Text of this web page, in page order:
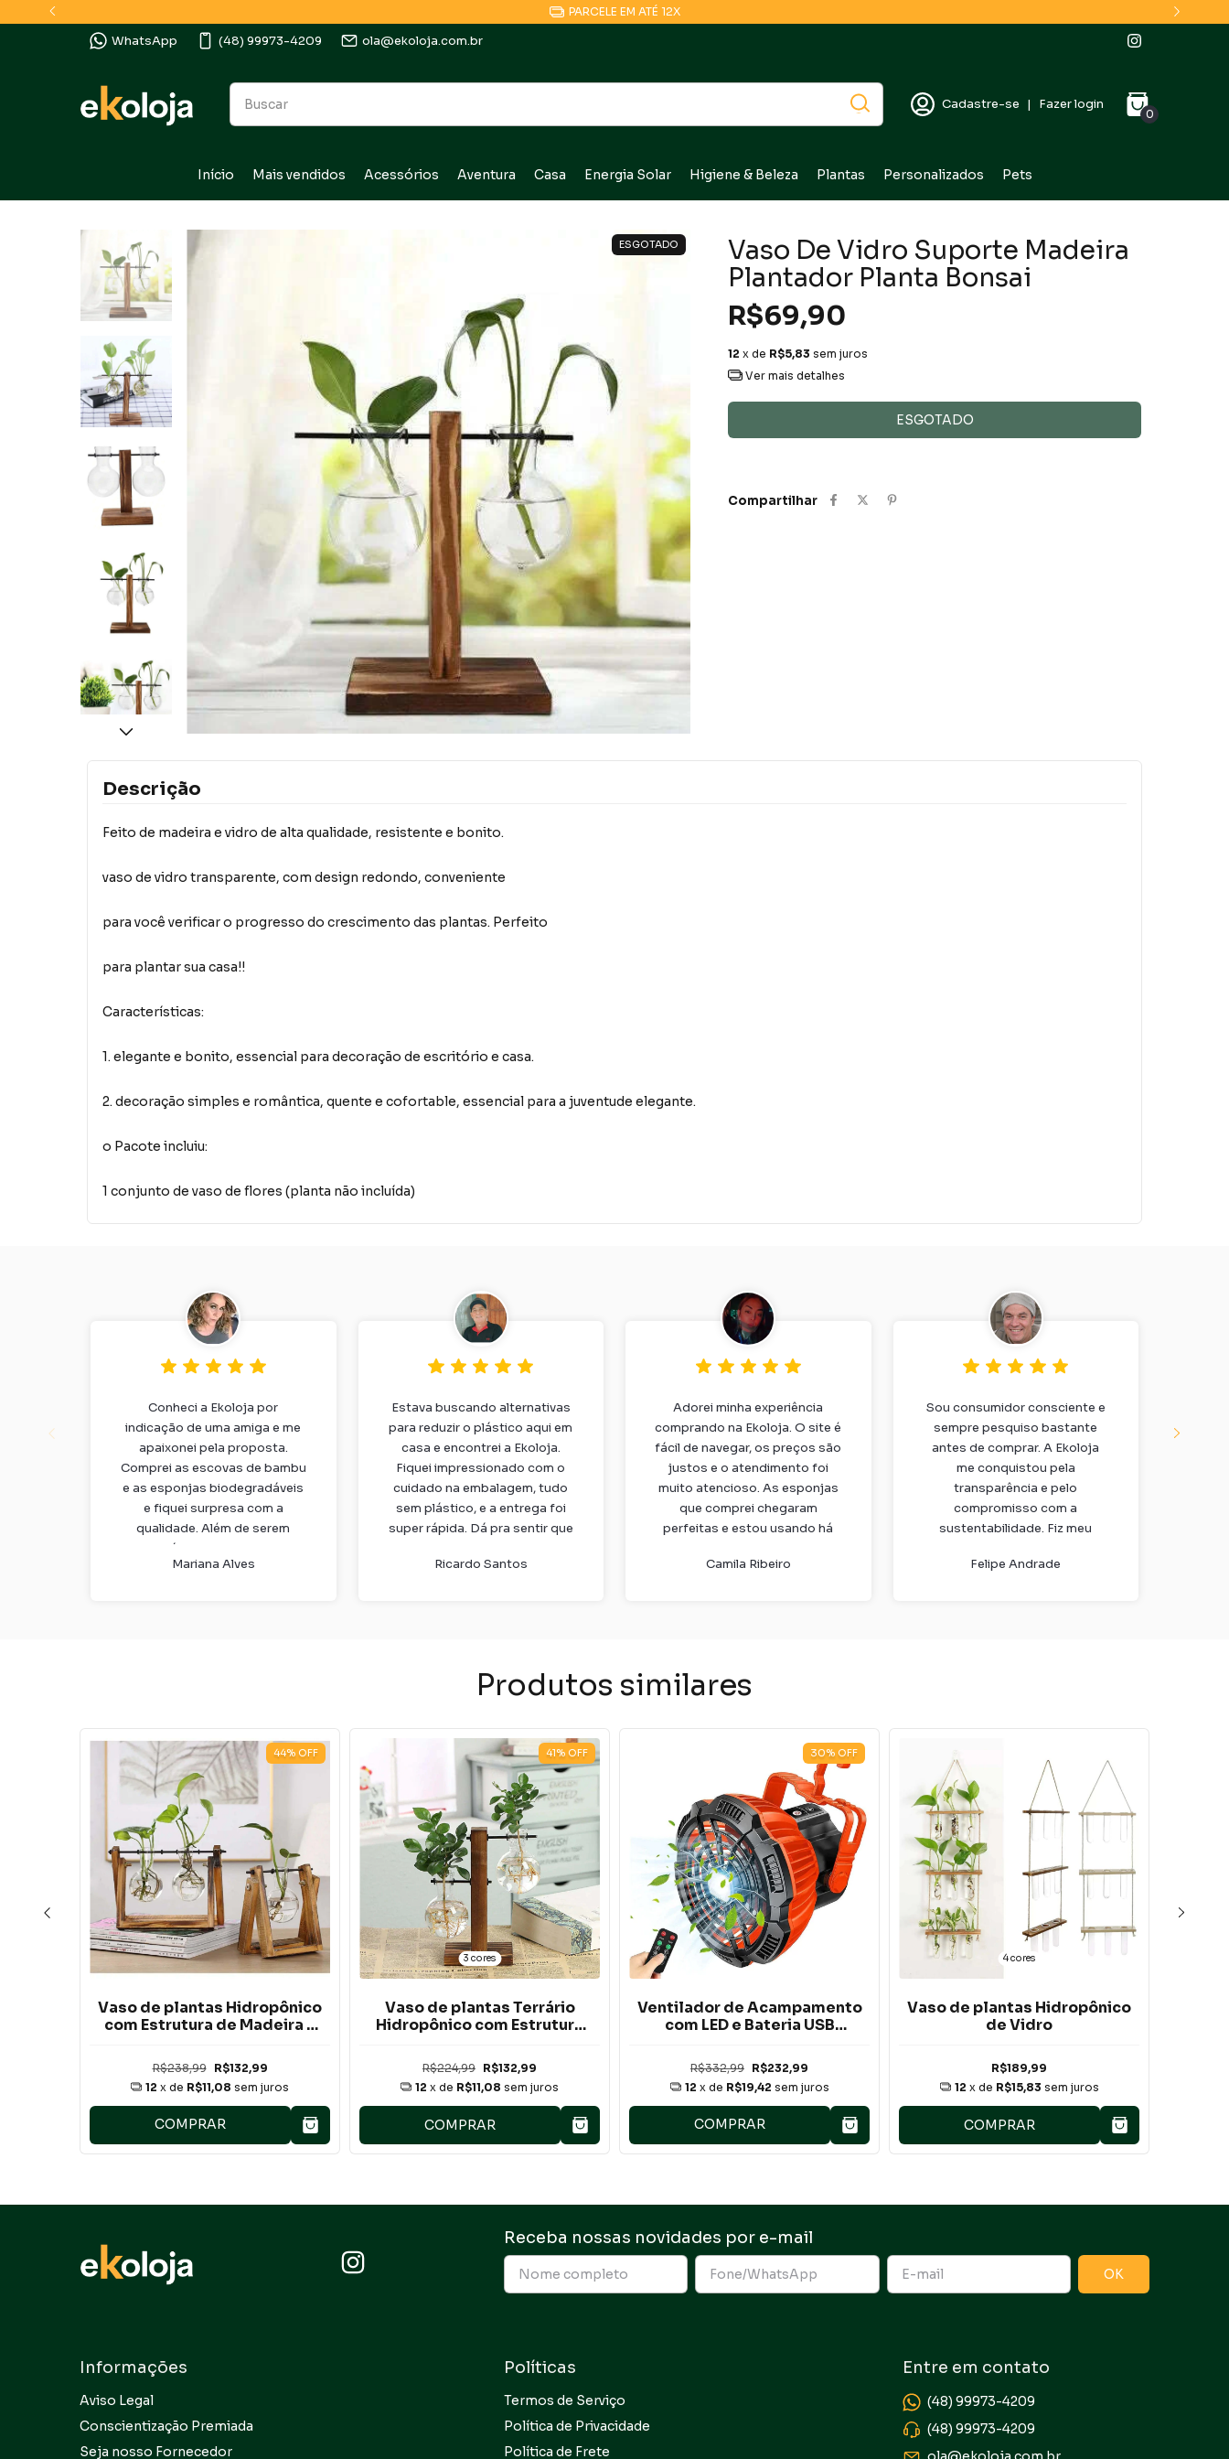
COMPRE POR NOSSO APP E GANHE 10% OFF
WhatsApp (48) 99973-4209 ola@ekoloja.com.br
Cadastre-se | Fazer login
0
Início Mais vendidos Acessórios Aventura Casa Energia Solar Higiene & Beleza Plantas Personalizados Pets
ESGOTADO
Vaso De Vidro Suporte Madeira
Plantador Planta Bonsai
R$69,90
12 x de R$5,83 sem juros
Ver mais detalhes
Compartilhar
Descrição
Feito de madeira e vidro de alta qualidade, resistente e bonito.
vaso de vidro transparente, com design redondo, conveniente
para você verificar o progresso do crescimento das plantas. Perfeito
para plantar sua casa!!
Características:
1. elegante e bonito, essencial para decoração de escritório e casa.
2. decoração simples e romântica, quente e cofortable, essencial para a juventude elegante.
o Pacote incluiu:
1 conjunto de vaso de flores (planta não incluída)
Conheci a Ekoloja por
indicação de uma amiga e me
apaixonei pela proposta.
Comprei as escovas de bambu
e as esponjas biodegradáveis
e fiquei surpresa com a
qualidade. Além de serem
sustentáveis, duram bastante
e realmente fazem diferença
Mariana Alves
Estava buscando alternativas
para reduzir o plástico aqui em
casa e encontrei a Ekoloja.
Fiquei impressionado com o
cuidado na embalagem, tudo
sem plástico, e a entrega foi
super rápida. Dá pra sentir que
com o planeta.
Ricardo Santos
Adorei minha experiência
comprando na Ekoloja. O site é
fácil de navegar, os preços são
justos e o atendimento foi
muito atencioso. As esponjas
que comprei chegaram
perfeitas e estou usando há
resistentes.
Camila Ribeiro
Sou consumidor consciente e
sempre pesquiso bastante
antes de comprar. A Ekoloja
me conquistou pela
transparência e pelo
compromisso com a
sustentabilidade. Fiz meu
bambu e já recomendei para
Felipe Andrade
Produtos similares
44% OFF
Vaso de plantas Hidropônico
com Estrutura de Madeira e
R$238,99
R$132,99
12 x de R$11,08 sem juros
COMPRAR
41% OFF
3 cores
Vaso de plantas Terrário
Hidropônico com Estrutura
Transparente
R$224,99 R$132,99
12 x de R$11,08 sem juros
COMPRAR
30% OFF
Ventilador de Acampamento
com LED e Bateria USB
R$332,99 R$232,99
12 x de R$19,42 sem juros
COMPRAR
4 cores
Vaso de plantas Hidropônico
de Vidro
R$189,99
12 x de R$15,83 sem juros
COMPRAR
Receba nossas novidades por e-mail
Informações
Aviso Legal
Conscientização Premiada
Seja nosso Fornecedor
Políticas
Termos de Serviço
Política de Privacidade
Política de Frete
Entre em contato
(48) 99973-4209
(48) 99973-4209